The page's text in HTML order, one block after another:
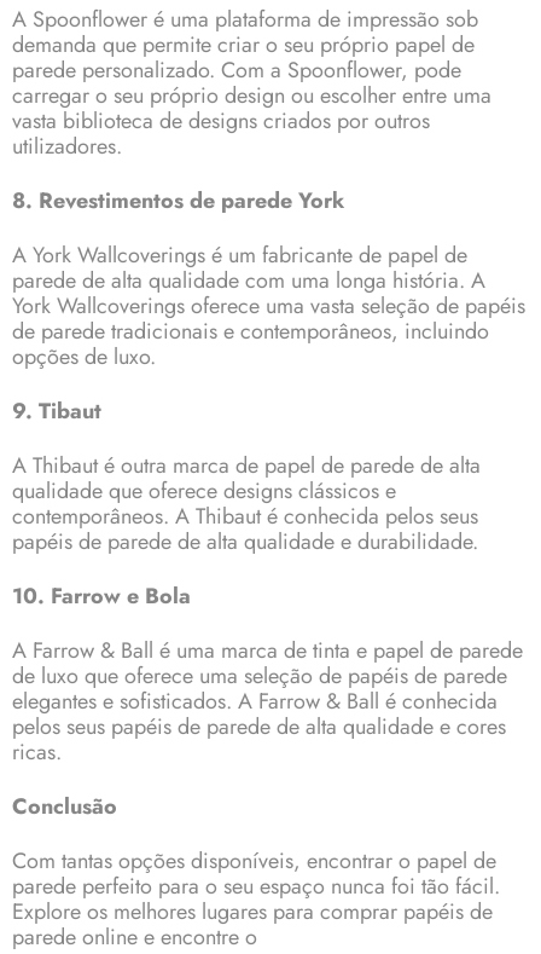
A Spoonflower é uma plataforma de impressão sob
demanda que permite criar o seu próprio papel de
parede personalizado. Com a Spoonflower, pode
carregar o seu próprio design ou escolher entre uma
vasta biblioteca de designs criados por outros
utilizadores.
8. Revestimentos de parede York
A York Wallcoverings é um fabricante de papel de
parede de alta qualidade com uma longa história. A
York Wallcoverings oferece uma vasta seleção de papéis
de parede tradicionais e contemporâneos, incluindo
opções de luxo.
9. Tibaut
A Thibaut é outra marca de papel de parede de alta
qualidade que oferece designs clássicos e
contemporâneos. A Thibaut é conhecida pelos seus
papéis de parede de alta qualidade e durabilidade.
10. Farrow e Bola
A Farrow & Ball é uma marca de tinta e papel de parede
de luxo que oferece uma seleção de papéis de parede
elegantes e sofisticados. A Farrow & Ball é conhecida
pelos seus papéis de parede de alta qualidade e cores
ricas.
Conclusão
Com tantas opções disponíveis, encontrar o papel de
parede perfeito para o seu espaço nunca foi tão fácil.
Explore os melhores lugares para comprar papéis de
parede online e encontre o